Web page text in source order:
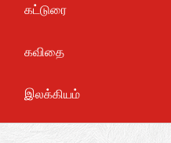
கட்டுரை
கவிதை
இலக்கியம்